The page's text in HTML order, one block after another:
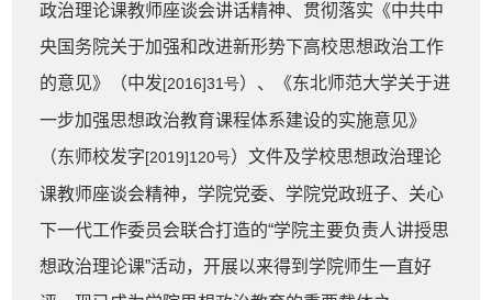
政治理论课教师座谈会讲话精神、贯彻落实《中共中
央国务院关于加强和改进新形势下高校思想政治工作
的意见》（中发[2016]31号）、《东北师范大学关于进
一步加强思想政治教育课程体系建设的实施意见》
（东师校发字[2019]120号）文件及学校思想政治理论
课教师座谈会精神，学院党委、学院党政班子、关心
下一代工作委员会联合打造的“学院主要负责人讲授思
想政治理论课”活动，开展以来得到学院师生一直好